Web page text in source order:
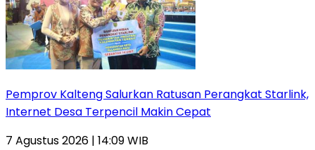
Pemprov Kalteng Salurkan Ratusan Perangkat Starlink,
Internet Desa Terpencil Makin Cepat
7 Agustus 2026 | 14:09 WIB